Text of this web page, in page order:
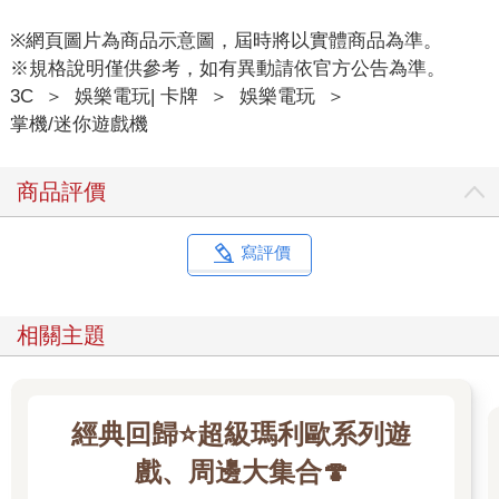
※網頁圖片為商品示意圖，屆時將以實體商品為準。
※規格說明僅供參考，如有異動請依官方公告為準。
3C
＞ 娛樂電玩| 卡牌 ＞ 娛樂電玩
＞
掌機/迷你遊戲機
商品評價
寫評價
相關主題
經典回歸⭐超級瑪利歐系列遊
戲、周邊大集合🍄